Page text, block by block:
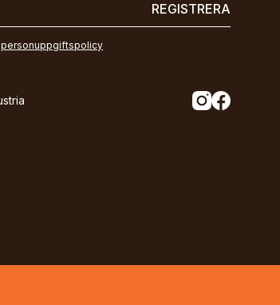
REGISTRERA
personuppgiftspolicy